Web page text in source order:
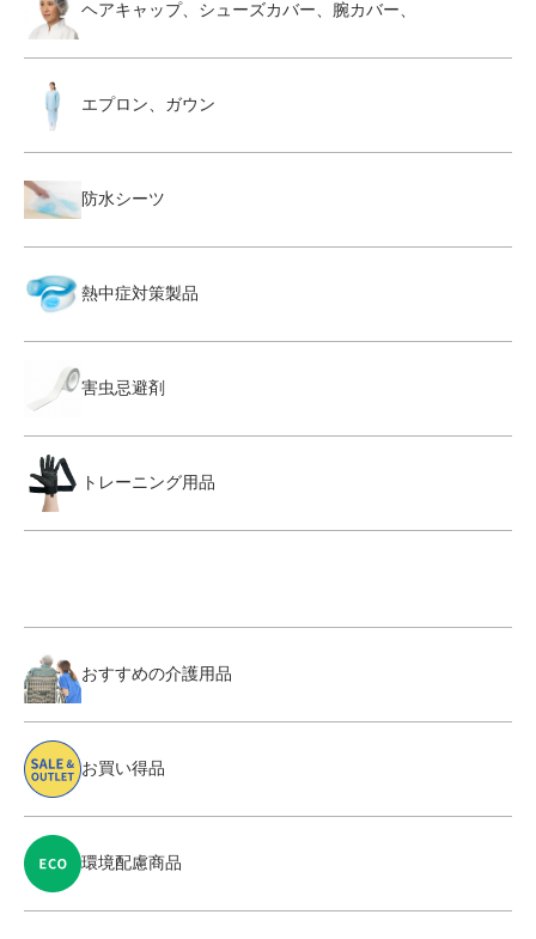
ヘアキャップ、シューズカバー、腕カバー、
エプロン、ガウン
防水シーツ
熱中症対策製品
害虫忌避剤
トレーニング用品
おすすめの介護用品
お買い得品
環境配慮商品